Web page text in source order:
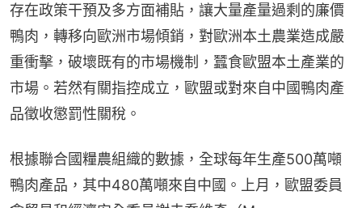
存在政策干預及多方面補貼，讓大量產量過剩的廉價
鴨肉，轉移向歐洲市場傾銷，對歐洲本土農業造成嚴
重衝擊，破壞既有的市場機制，蠶食歐盟本土產業的
市場。若然有關指控成立，歐盟或對來自中國鴨肉產
品徵收懲罰性關稅。
根據聯合國糧農組織的數據，全球每年生產500萬噸
鴨肉產品，其中480萬噸來自中國。上月，歐盟委員